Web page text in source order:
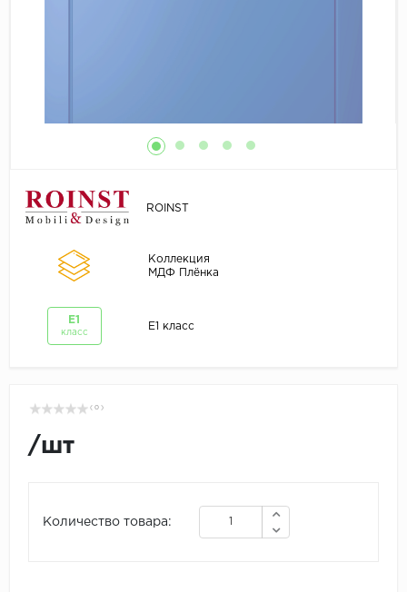
ROINST
Коллекция
МДФ Плёнка
E1
класс
E1 класс
( 0 )
/шт
Количество товара: